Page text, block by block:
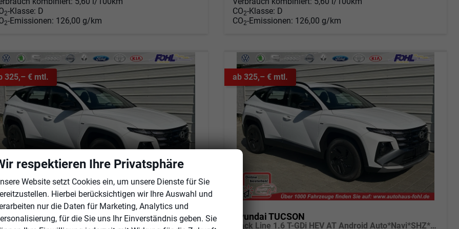
2-Klasse: D
2-Emissionen: 126,00 g/km
CO2-Klasse: D
CO2-Emissionen: 126,00 g/km
325,– € mtl.
TUCSON
Black Line 1.6 T-GDi HEV AT Android Auto*Navi*SHZ*Kamera*2Z Klimaauto*
ab 325,– € mtl.
Hyundai TUCSON
Black Line 1.6 T-GDi HEV AT Android Auto*Navi*SHZ*Kamera*2Z Klimaauto*
respektieren Ihre Privatsphäre
Website setzt Cookies ein, um unsere Dienste für Sie
Hierbei berücksichtigen wir Ihre Auswahl und
nur die Daten für Marketing, Analytics und
für die Sie uns Ihr Einverständnis geben. Sie